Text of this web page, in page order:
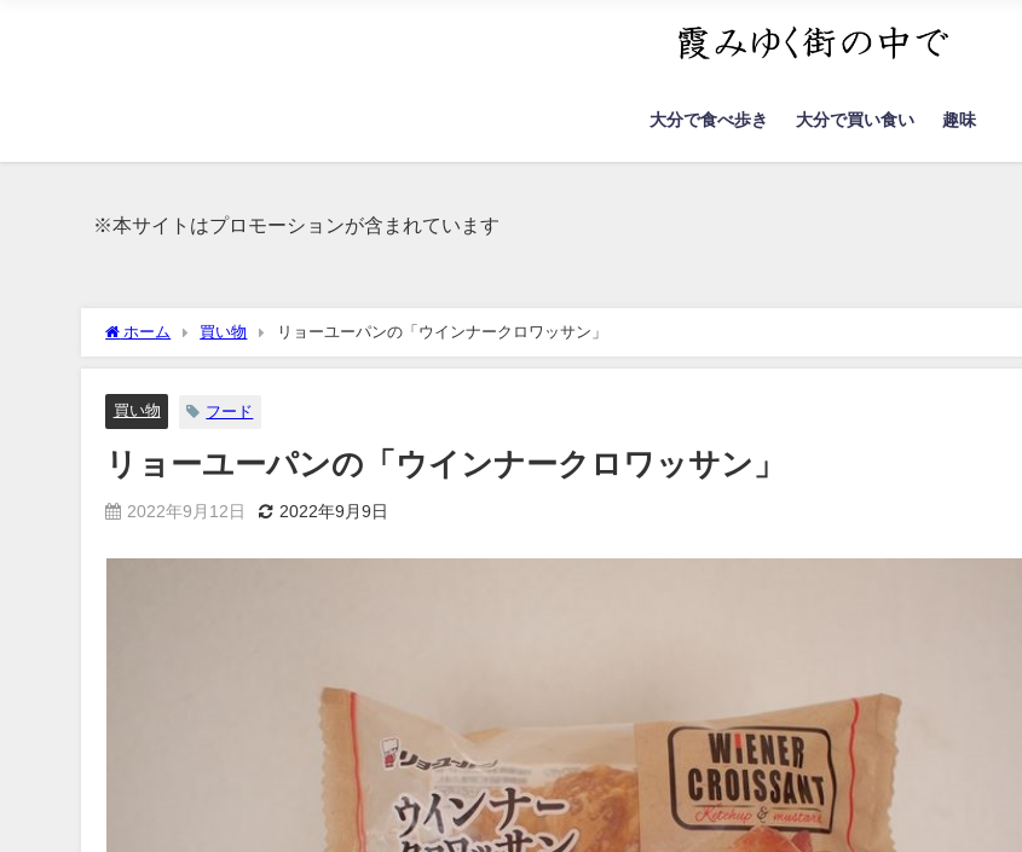
大分で食べ歩き 大分で買い食い 趣味
※本サイトはプロモーションが含まれています
ホーム 買い物 リョーユーパンの「ウインナークロワッサン」
買い物 フード
リョーユーパンの「ウインナークロワッサン」
2022年9月12日 2022年9月9日